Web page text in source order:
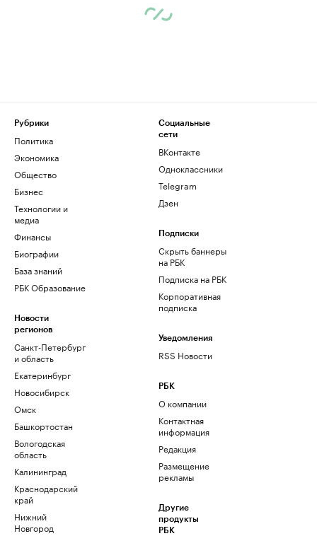
Рубрики
Политика
Экономика
Общество
Бизнес
Технологии и
медиа
Финансы
Биографии
База знаний
РБК Образование
Новости
регионов
Санкт-Петербург
и область
Екатеринбург
Новосибирск
Омск
Башкортостан
Вологодская
область
Калининград
Краснодарский
край
Нижний
Новгород
Социальные
сети
ВКонтакте
Одноклассники
Telegram
Дзен
Подписки
Скрыть баннеры
на РБК
Подписка на РБК
Корпоративная
подписка
Уведомления
RSS Новости
РБК
О компании
Контактная
информация
Редакция
Размещение
рекламы
Другие
продукты
РБК